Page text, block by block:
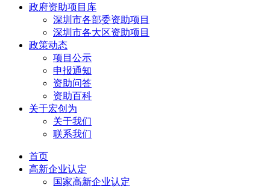
政府资助项目库
深圳市各部委资助项目
深圳市各大区资助项目
政策动态
项目公示
申报通知
资助问答
资助百科
关于宏创为
关于我们
联系我们
首页
高新企业认定
国家高新企业认定